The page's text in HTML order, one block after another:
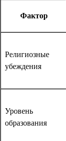
Фактор
Религиозные
убеждения
Уровень
образования